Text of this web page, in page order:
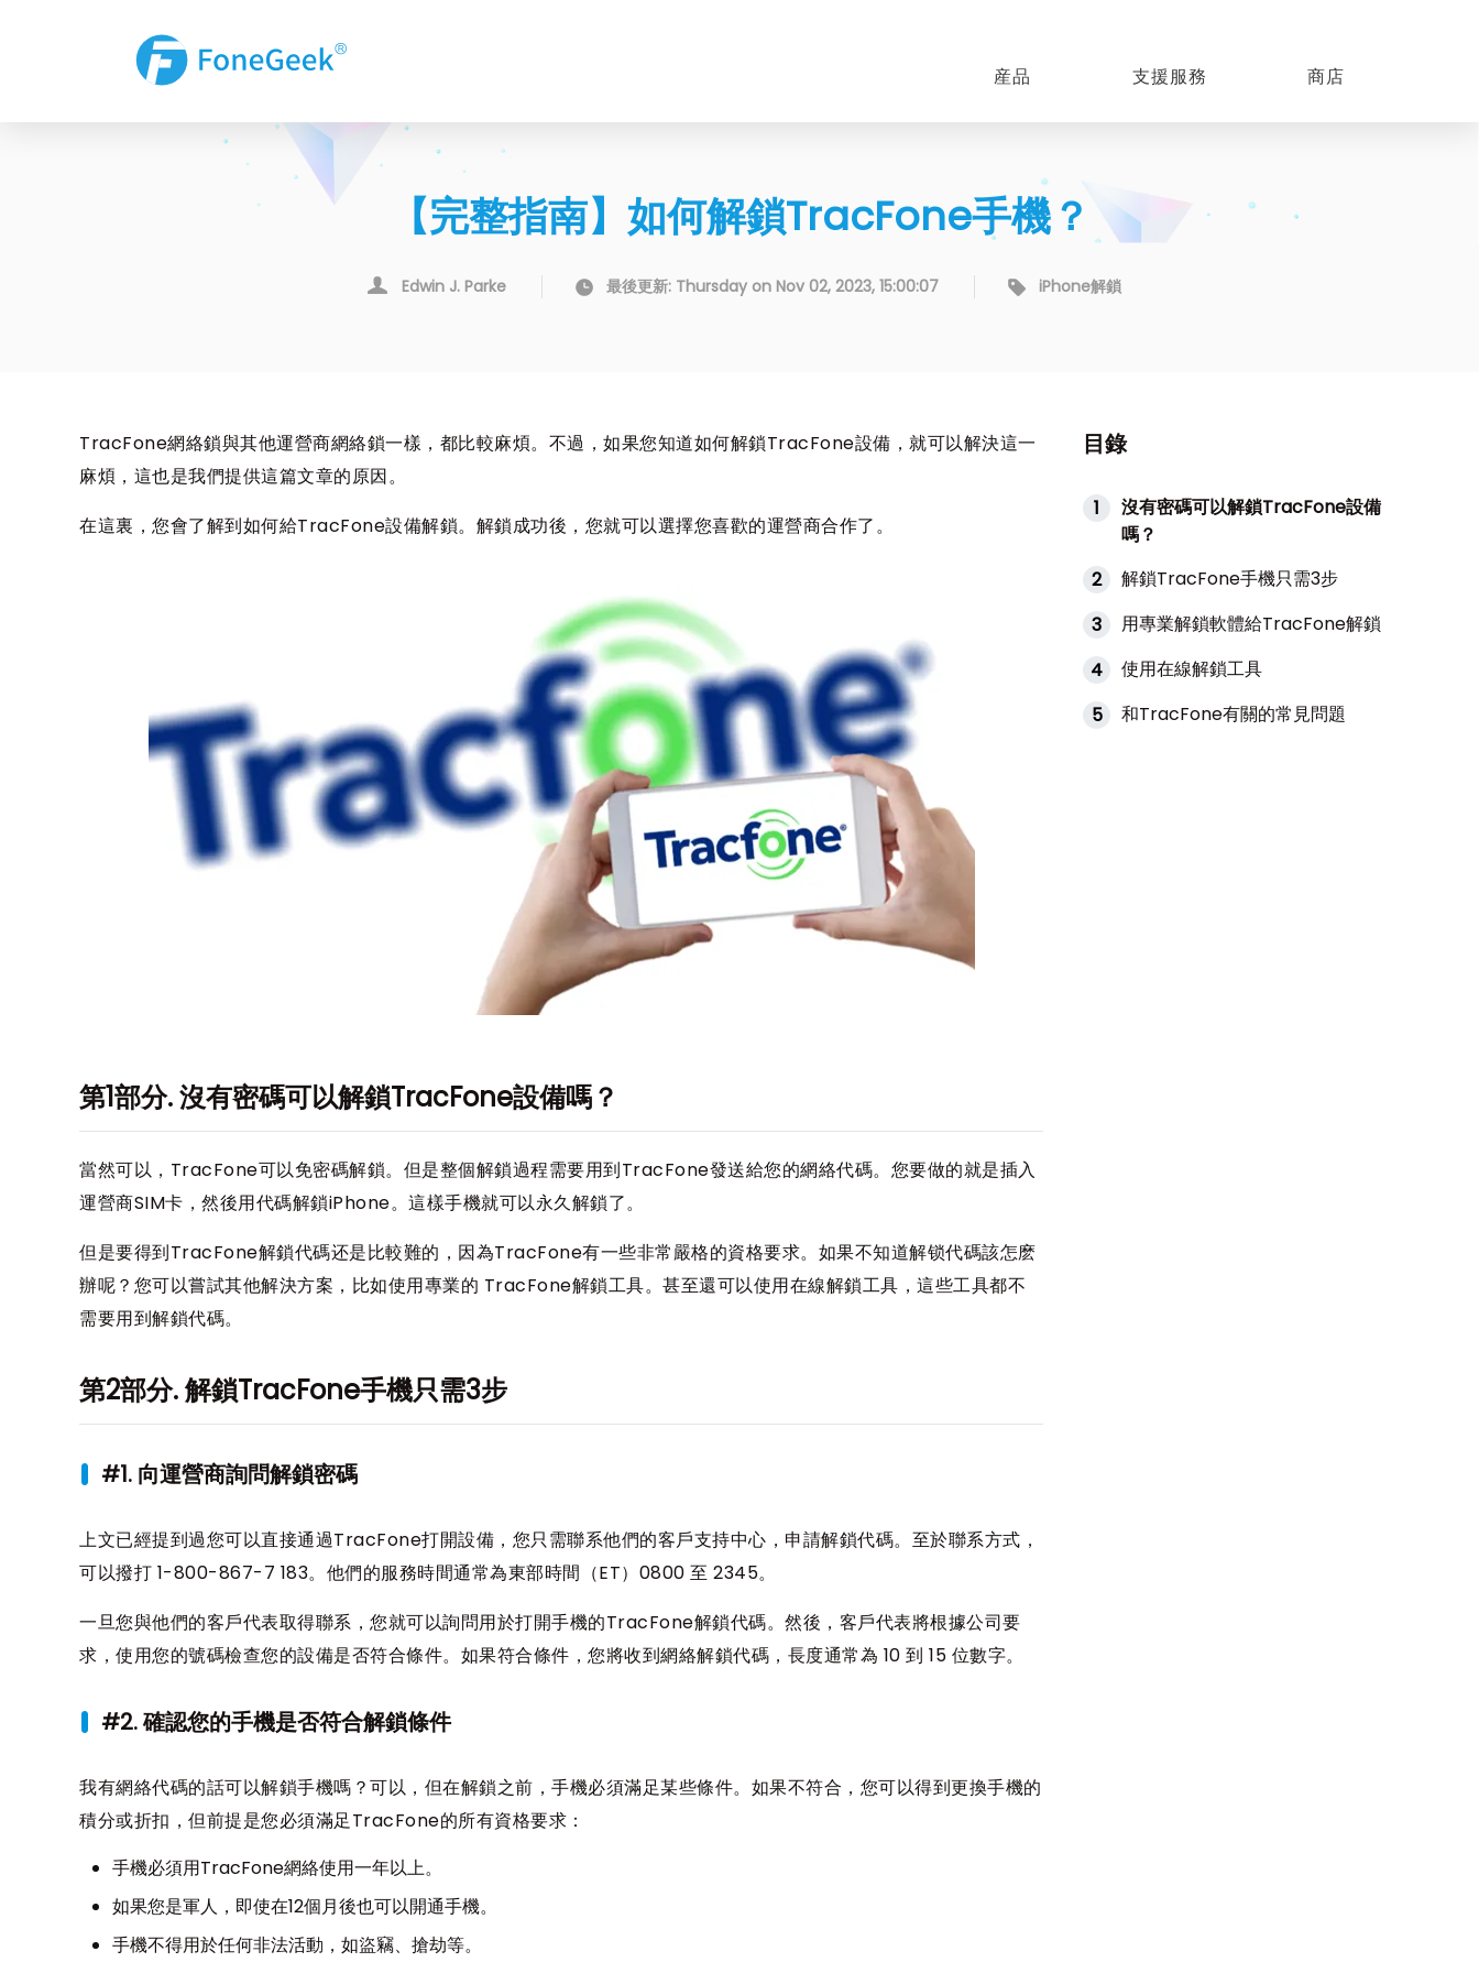
産品 支援服務 商店
【完整指南】如何解鎖TracFone手機？
Edwin J. Parke 最後更新: Thursday on Nov 02, 2023, 15:00:07 iPhone解鎖
TracFone網絡鎖與其他運營商網絡鎖一樣，都比較麻煩。不過，如果您知道如何解鎖TracFone設備，就可以解決這一
麻煩，這也是我們提供這篇文章的原因。
在這裏，您會了解到如何給TracFone設備解鎖。解鎖成功後，您就可以選擇您喜歡的運營商合作了。
第1部分. 沒有密碼可以解鎖TracFone設備嗎？
當然可以，TracFone可以免密碼解鎖。但是整個解鎖過程需要用到TracFone發送給您的網絡代碼。您要做的就是插入
運營商SIM卡，然後用代碼解鎖iPhone。這樣手機就可以永久解鎖了。
但是要得到TracFone解鎖代碼还是比較難的，因為TracFone有一些非常嚴格的資格要求。如果不知道解锁代碼該怎麽
辦呢？您可以嘗試其他解決方案，比如使用專業的 TracFone解鎖工具。甚至還可以使用在線解鎖工具，這些工具都不
需要用到解鎖代碼。
第2部分. 解鎖TracFone手機只需3步
#1. 向運營商詢問解鎖密碼
上文已經提到過您可以直接通過TracFone打開設備，您只需聯系他們的客戶支持中心，申請解鎖代碼。至於聯系方式，
可以撥打 1-800-867-7 183。他們的服務時間通常為東部時間（ET）0800 至 2345。
一旦您與他們的客戶代表取得聯系，您就可以詢問用於打開手機的TracFone解鎖代碼。然後，客戶代表將根據公司要
求，使用您的號碼檢查您的設備是否符合條件。如果符合條件，您將收到網絡解鎖代碼，長度通常為 10 到 15 位數字。
#2. 確認您的手機是否符合解鎖條件
我有網絡代碼的話可以解鎖手機嗎？可以，但在解鎖之前，手機必須滿足某些條件。如果不符合，您可以得到更換手機的
積分或折扣，但前提是您必須滿足TracFone的所有資格要求：
手機必須用TracFone網絡使用一年以上。
如果您是軍人，即使在12個月後也可以開通手機。
手機不得用於任何非法活動，如盜竊、搶劫等。
目錄
1
沒有密碼可以解鎖TracFone設備
嗎？
2
解鎖TracFone手機只需3步
3
用專業解鎖軟體給TracFone解鎖
4
使用在線解鎖工具
5
和TracFone有關的常見問題